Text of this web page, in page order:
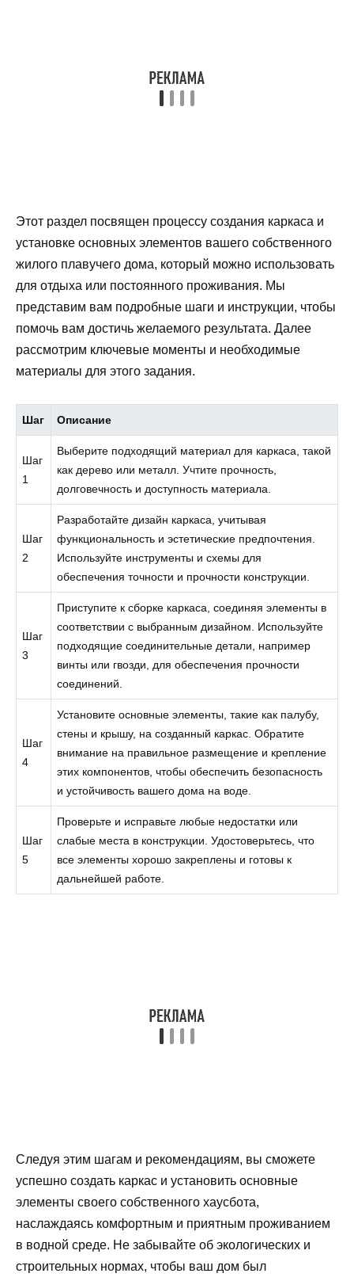
Этот раздел посвящен процессу создания каркаса и
установке основных элементов вашего собственного
жилого плавучего дома, который можно использовать
для отдыха или постоянного проживания. Мы
представим вам подробные шаги и инструкции, чтобы
помочь вам достичь желаемого результата. Далее
рассмотрим ключевые моменты и необходимые
материалы для этого задания.
Шаг Описание
Шаг
1
Выберите подходящий материал для каркаса, такой
как дерево или металл. Учтите прочность,
долговечность и доступность материала.
Шаг
2
Разработайте дизайн каркаса, учитывая
функциональность и эстетические предпочтения.
Используйте инструменты и схемы для
обеспечения точности и прочности конструкции.
Шаг
3
Приступите к сборке каркаса, соединяя элементы в
соответствии с выбранным дизайном. Используйте
подходящие соединительные детали, например
винты или гвозди, для обеспечения прочности
соединений.
Шаг
4
Установите основные элементы, такие как палубу,
стены и крышу, на созданный каркас. Обратите
внимание на правильное размещение и крепление
этих компонентов, чтобы обеспечить безопасность
и устойчивость вашего дома на воде.
Шаг
5
Проверьте и исправьте любые недостатки или
слабые места в конструкции. Удостоверьтесь, что
все элементы хорошо закреплены и готовы к
дальнейшей работе.
Следуя этим шагам и рекомендациям, вы сможете
успешно создать каркас и установить основные
элементы своего собственного хаусбота,
наслаждаясь комфортным и приятным проживанием
в водной среде. Не забывайте об экологических и
строительных нормах, чтобы ваш дом был